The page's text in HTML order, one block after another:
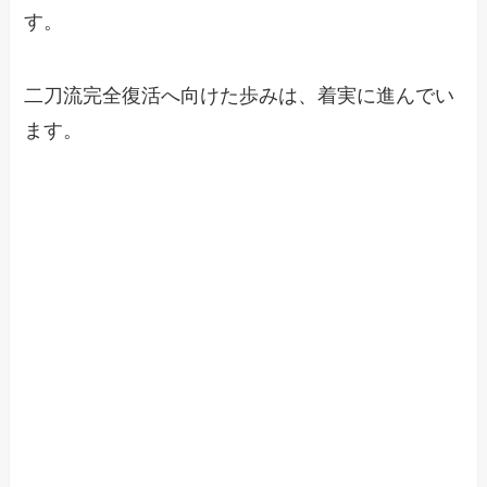
す。
二刀流完全復活へ向けた歩みは、着実に進んでい
ます。